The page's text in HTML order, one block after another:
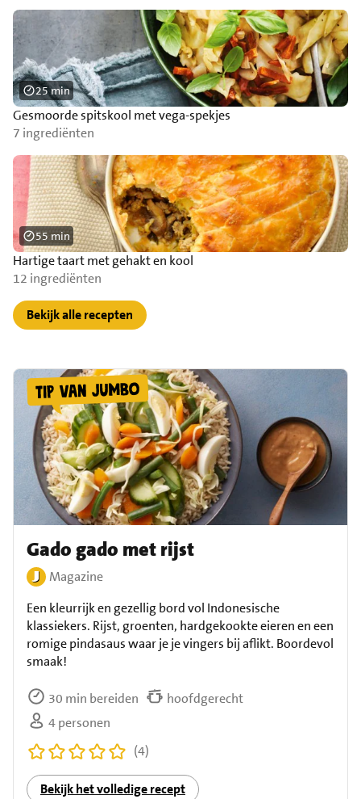
Gesmoorde spitskool met vega-spekjes
7 ingrediënten
25 min
Hartige taart met gehakt en kool
12 ingrediënten
55 min
Bekijk alle recepten
Gado gado met rijst
Magazine
Een kleurrijk en gezellig bord vol Indonesische
klassiekers. Rijst, groenten, hardgekookte eieren en een
romige pindasaus waar je je vingers bij aflikt. Boordevol
smaak!
30 min bereiden
hoofdgerecht
4 personen
(4)
Bekijk het volledige recept